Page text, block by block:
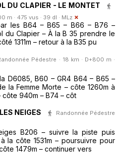
DU CLAPIER - LE MONTET
m · 475 vus · 39 dl · MLz
les B64 – B65 – B66 – B76 –
du Clapier – À la B 35 prendre le
1311m – retour à la B35 pu
Pédestre · 18 km · D+800 m ·
D6085, B60 – GR4 B64 – B65 –
la Femme Morte – côte 1260m à
940m – B74 – côt
NEIGES
Randonnée Pédestre
B206 – suivre la piste puis
la côte 1531m – poursuivre pour
1479m – continuer vers